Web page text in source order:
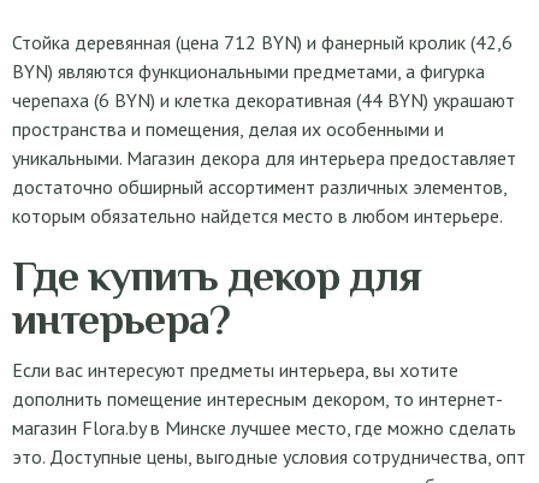
Стойка деревянная (цена 712 BYN) и фанерный кролик (42,6
BYN) являются функциональными предметами, а фигурка
черепаха (6 BYN) и клетка декоративная (44 BYN) украшают
пространства и помещения, делая их особенными и
уникальными. Магазин декора для интерьера предоставляет
достаточно обширный ассортимент различных элементов,
которым обязательно найдется место в любом интерьере.
Где купить декор для
интерьера?
Если вас интересуют предметы интерьера, вы хотите
дополнить помещение интересным декором, то интернет-
магазин Flora.by в Минске лучшее место, где можно сделать
это. Доступные цены, выгодные условия сотрудничества, опт